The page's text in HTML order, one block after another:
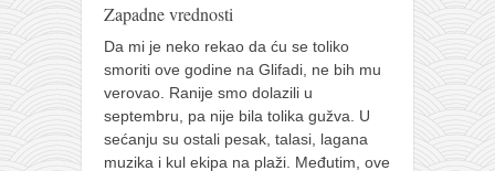
nunchaku
bo
tonfa
sai
Zapadne vrednosti
Da mi je neko rekao da ću se toliko
smoriti ove godine na Glifadi, ne bih mu
verovao. Ranije smo dolazili u
septembru, pa nije bila tolika gužva. U
sećanju su ostali pesak, talasi, lagana
muzika i kul ekipa na plaži. Međutim, ove